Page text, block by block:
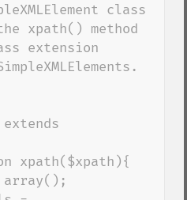
class
xpath() method
extension
extends